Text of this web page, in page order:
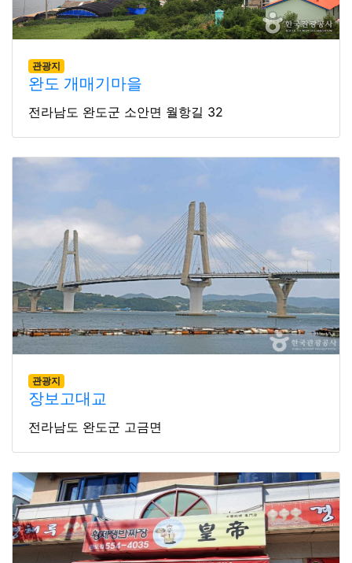
관광지
완도 개매기마을
전라남도 완도군 소안면 월항길 32
관광지
장보고대교
전라남도 완도군 고금면